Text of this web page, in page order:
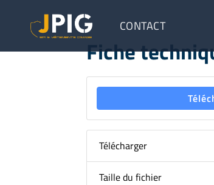
CONTACT
Fiche
Télécharger
Taille du fichier